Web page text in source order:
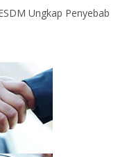
Ungkap Penyebab